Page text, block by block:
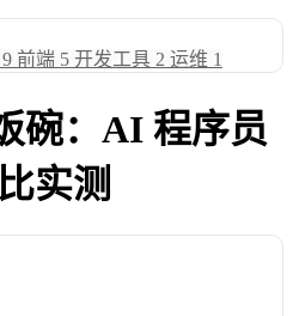
9 前端 5 开发工具 2 运维 1
碗：AI 程序员
实测